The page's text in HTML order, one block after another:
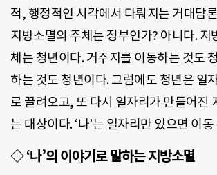
적, 행정적인 시각에서 다뤄지는 거대담
지방소멸의 주체는 정부인가? 아니다. 지
체는 청년이다. 거주지를 이동하는 것도
하는 것도 청년이다. 그럼에도 청년은 일
로 끌려오고, 또 다시 일자리가 만들어진
는 대상이다. ‘나’는 일자리만 있으면 이
◇ ‘나’의 이야기로 말하는 지방소멸